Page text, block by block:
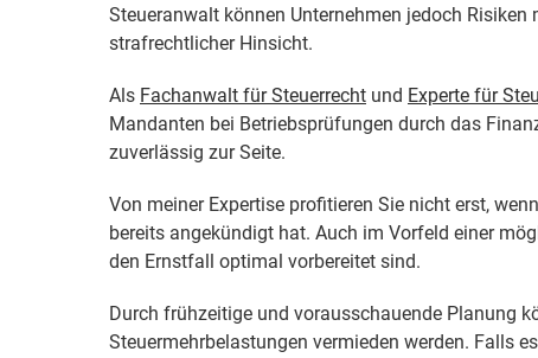
Steueranwalt können Unternehmen jedoch
strafrechtlicher Hinsicht.
Als Fachanwalt für Steuerrecht und Experte für
Mandanten bei Betriebsprüfungen durch das
zuverlässig zur Seite.
Von meiner Expertise profitieren Sie nicht erst,
bereits angekündigt hat. Auch im Vorfeld einer
den Ernstfall optimal vorbereitet sind.
Durch frühzeitige und vorausschauende Planung
Steuermehrbelastungen vermieden werden. Falls